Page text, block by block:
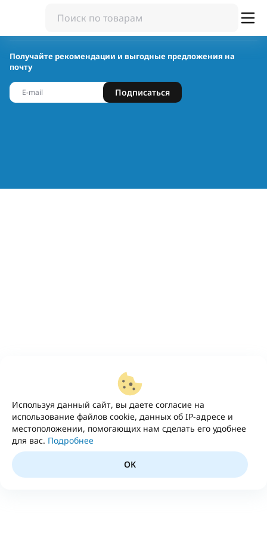
Используя данный сайт, вы даете согласие на
использование файлов cookie, данных об IP-адресе и
местоположении, помогающих нам сделать его удобнее
для вас. Подробнее
OK
Получайте рекомендации и выгодные предложения на
почту
Подписаться